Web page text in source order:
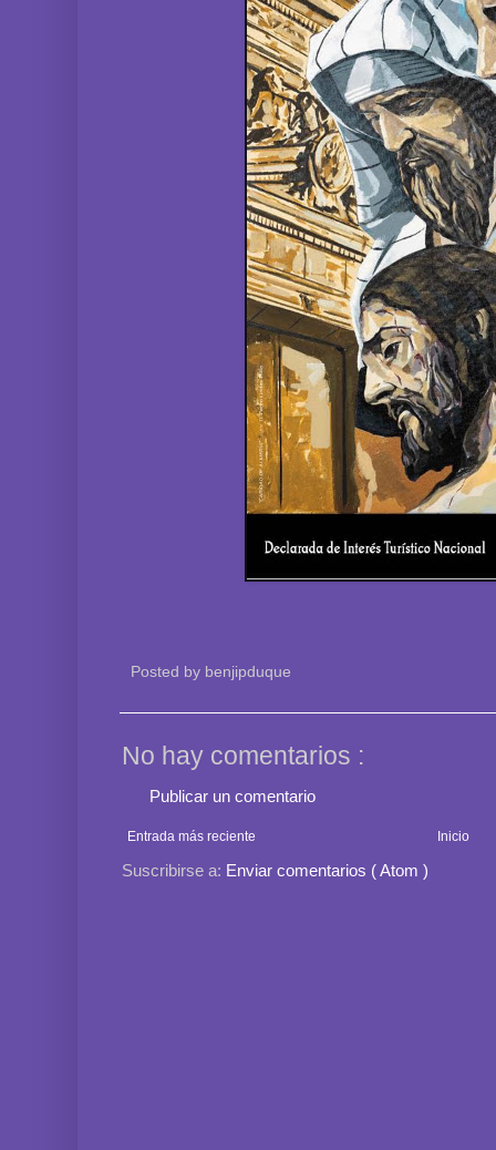
Posted by benjipduque
No hay comentarios :
Publicar un comentario
Entrada más reciente Inicio
Suscribirse a: Enviar comentarios ( Atom )